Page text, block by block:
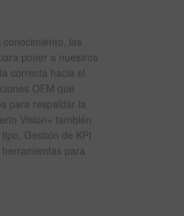
las
poner a nuestros
correcta hacia el
OEM que
para respaldar la
Vision+ también
Gestión de KPI
para